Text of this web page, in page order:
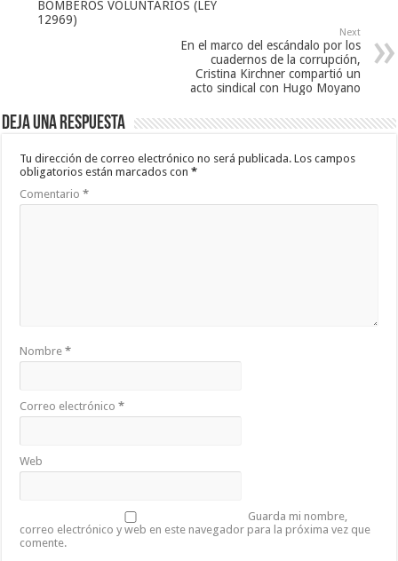
BOMBEROS VOLUNTARIOS (LEY
12969)
Next
En el marco del escándalo por los
cuadernos de la corrupción,
Cristina Kirchner compartió un
acto sindical con Hugo Moyano
Deja una respuesta
Tu dirección de correo electrónico no será publicada. Los campos
obligatorios están marcados con*
Comentario*
Nombre*
Correo electrónico*
Web
Guarda mi nombre,
correo electrónico y web en este navegador para la próxima vez que
comente.